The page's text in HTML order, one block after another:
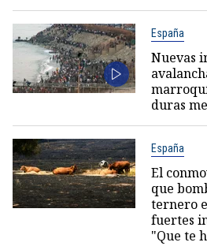
España
Nuevas
duras
España
El
que
ternero
fuertes
"Que te